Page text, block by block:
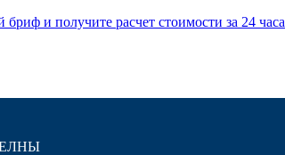
и получите расчет стоимости за 24 часа